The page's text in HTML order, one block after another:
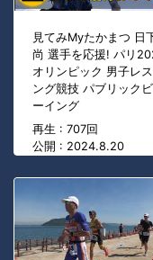
見てみMyたかまつ 日
尚 選手を応援! パリ
オリンピック 男子レス
ング競技 パブリック
ーイング
再生 : 707回
公開 : 2024.8.20